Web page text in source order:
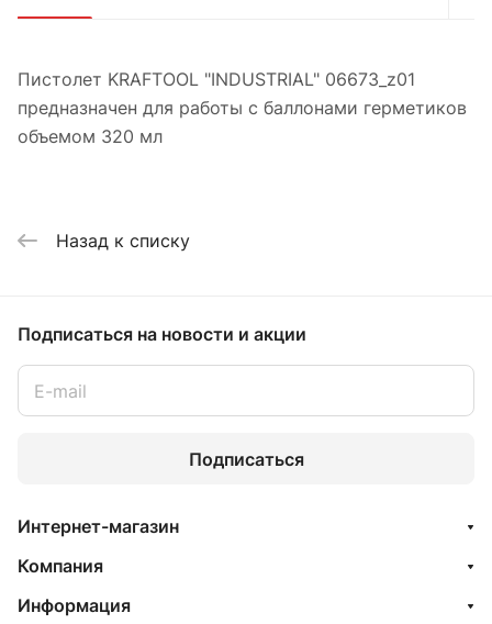
Пистолет KRAFTOOL "INDUSTRIAL" 06673_z01
предназначен для работы с баллонами герметиков
объемом 320 мл
Назад к списку
Подписаться на новости и акции
Подписаться
Интернет-магазин
Компания
Информация